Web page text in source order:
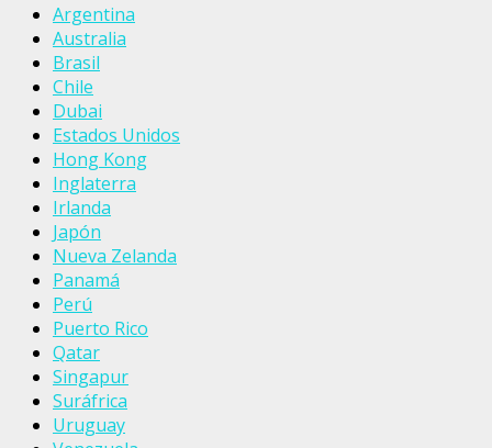
Argentina
Australia
Brasil
Chile
Dubai
Estados Unidos
Hong Kong
Inglaterra
Irlanda
Japón
Nueva Zelanda
Panamá
Perú
Puerto Rico
Qatar
Singapur
Suráfrica
Uruguay